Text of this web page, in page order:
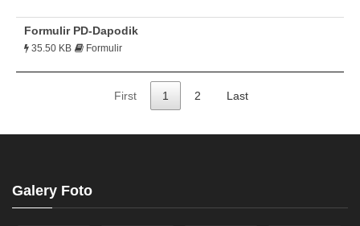
Formulir PD-Dapodik
35.50 KB Formulir
First 1 2 Last
Galery Foto